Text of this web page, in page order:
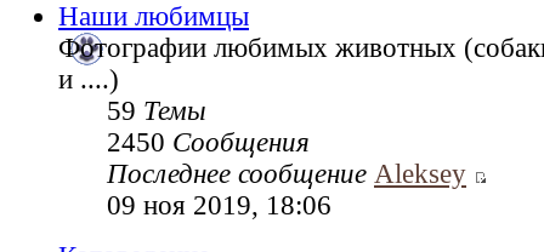
Наши любимцы
Фотографии любимых животных
и ....)
59 Темы
2450 Сообщения
Последнее сообщение Aleksey
09 ноя 2019, 18:06